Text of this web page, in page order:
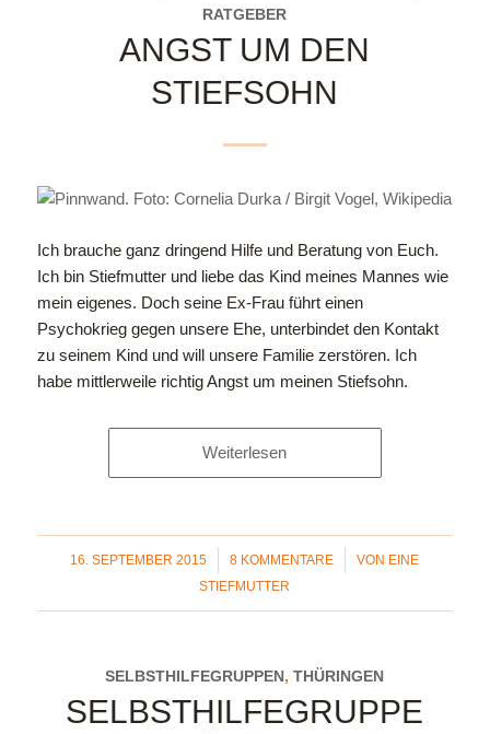
RATGEBER
ANGST UM DEN
STIEFSOHN
Ich brauche ganz dringend Hilfe und Beratung von Euch.
Ich bin Stiefmutter und liebe das Kind meines Mannes wie
mein eigenes. Doch seine Ex-Frau führt einen
Psychokrieg gegen unsere Ehe, unterbindet den Kontakt
zu seinem Kind und will unsere Familie zerstören. Ich
habe mittlerweile richtig Angst um meinen Stiefsohn.
Weiterlesen
16. SEPTEMBER 2015
/ 8 KOMMENTARE
/ VON EINE
STIEFMUTTER
SELBSTHILFEGRUPPEN ,THÜRINGEN
SELBSTHILFEGRUPPE